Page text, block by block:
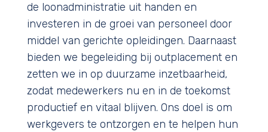
de loonadministratie uit handen en
investeren in de groei van personeel door
middel van gerichte opleidingen. Daarnaast
bieden we begeleiding bij outplacement en
zetten we in op duurzame inzetbaarheid,
zodat medewerkers nu en in de toekomst
productief en vitaal blijven. Ons doel is om
werkgevers te ontzorgen en te helpen hun